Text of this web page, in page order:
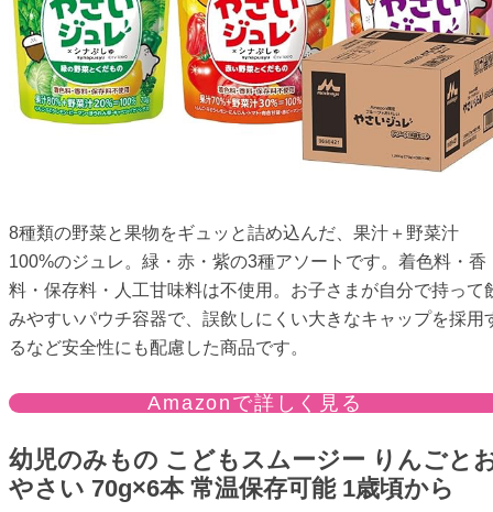
8種類の野菜と果物をギュッと詰め込んだ、果汁＋野菜汁
100%のジュレ。緑・赤・紫の3種アソートです。着色料・香
料・保存料・人工甘味料は不使用。お子さまが自分で持って
みやすいパウチ容器で、誤飲しにくい大きなキャップを採用
るなど安全性にも配慮した商品です。
Amazonで詳しく見る
幼児のみもの こどもスムージー りんごと
やさい 70g×6本 常温保存可能 1歳頃から